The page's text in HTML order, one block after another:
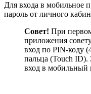
Для входа в мобильное
пароль от личного
Совет! При
приложения
вход по PIN-коду
пальца (Touch ID).
вход в мобильный